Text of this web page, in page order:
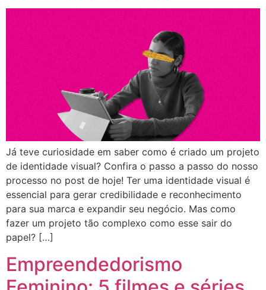
Já teve curiosidade em saber como é criado um projeto
de identidade visual? Confira o passo a passo do nosso
processo no post de hoje! Ter uma identidade visual é
essencial para gerar credibilidade e reconhecimento
para sua marca e expandir seu negócio. Mas como
fazer um projeto tão complexo como esse sair do
papel? […]
Empreendedorismo